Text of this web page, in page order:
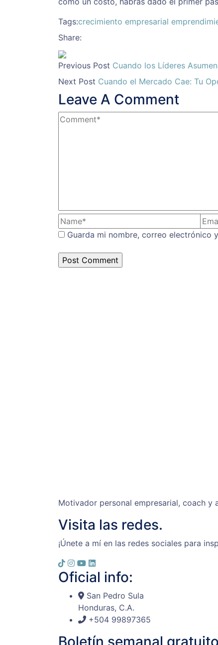
Tags:crecimiento empresarial
Share:
Previous Post Cuando los Líderes
Next Post Cuando el Mercado Cae: Tu
Leave A Comment
Guarda mi nombre, correo electrónico
Motivador personal empresarial, coach
Visita las redes.
¡Únete a mí en las redes sociales para
Oficial info:
San Pedro Sula
Honduras, C.A.
+504 99897365
Boletín semanal